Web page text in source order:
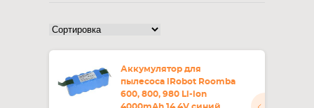
Аккумулятор для
пылесоса iRobot Roomba
600, 800, 980 Li-ion